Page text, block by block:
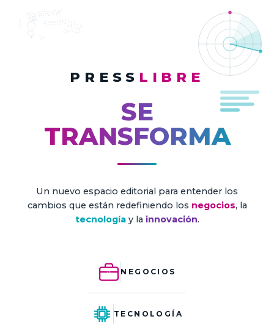
PRESS LIBRE
SE
TRANSFORMA
Un nuevo espacio editorial para entender los
cambios que están redefiniendo los negocios, la
tecnologíay la innovación.
NEGOCIOS
TECNOLOGÍA